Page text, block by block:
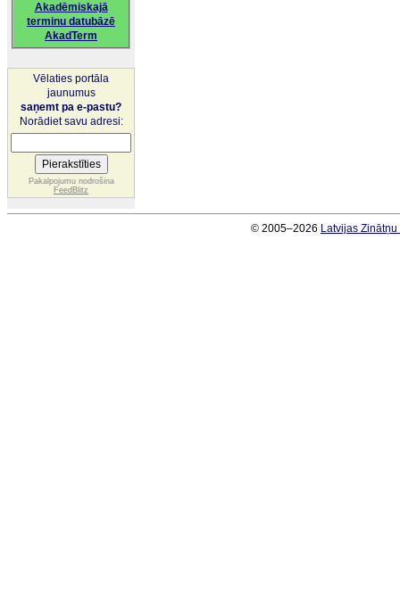
Akadēmiskajā
terminu datubāzē
AkadTerm
Vēlaties portāla
jaunumus
saņemt pa e-pastu?
Norādiet savu adresi:
Pakalpojumu nodrošina
FeedBlitz
© 2005–2026 Latvijas